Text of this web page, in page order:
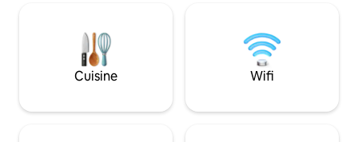
Cuisine Wifi